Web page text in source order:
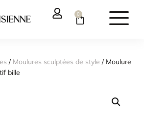
0
/ Moulures sculptées de style / Moulure
bille